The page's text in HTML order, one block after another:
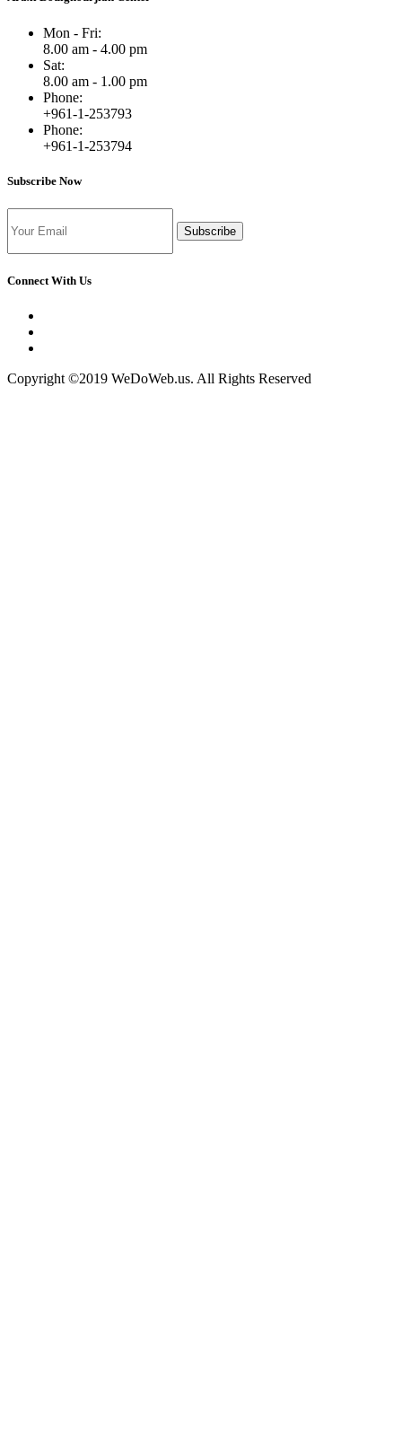
Mon - Fri:
8.00 am - 4.00 pm
Sat:
8.00 am - 1.00 pm
Phone:
+961-1-253793
Phone:
+961-1-253794
Subscribe Now
Subscribe
Connect With Us
Copyright ©2019 WeDoWeb.us. All Rights Reserved